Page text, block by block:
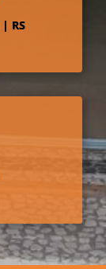
| RS